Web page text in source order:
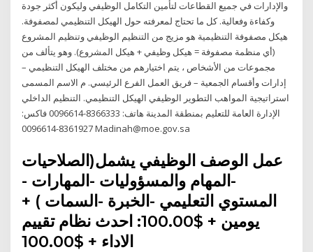
والإدارات في جميع القطاعات لتأمين التكامل الوظيفي وليكون أكثر جودة
وكفاءة وفعالية. كل ما تحتاج لمعرفته حول الهيكل التنظيمي لمصفوفة.
هيكل مصفوفة التنظيمية هو مزيج من التنظيم الوظيفي وتنظيم المشروع
(أي منظمة مصفوفة = هيكل وظيفي + هيكل المشروع). وهو يتألف من
مجموعات من الأشخاص ، يتم اختيارهم من مختلف الهيكل التنظيمي –
إدارات وأقسام الجمعية – فريق العمل الفرع الرئيسي. م الاسم المسمى
استراتيجية المواهب التطوير الوظيفي الهيكل التنظيمي. التنظيم الداخلي
الإدارة العامة للتعليم بمنطقة المدينة هاتف: 8366333-0096614 فاكس:
8361927-0096614 Madinah@moe.gov.sa
عمل الوصف الوظيفي يشمل(الصلاحيات
-المهام والمسؤوليات -المهارات -
المستوي التعليمي -الخبرة -السمات ) +
يومين + $100.00: احدث نظام تقييم
الاداء + $100.00